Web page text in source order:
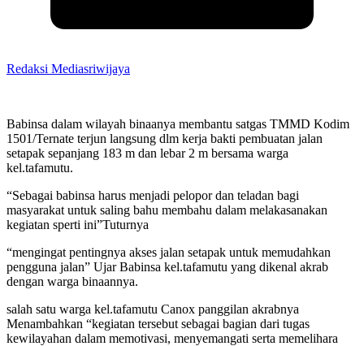
Redaksi Mediasriwijaya
Babinsa dalam wilayah binaanya membantu satgas TMMD Kodim
1501/Ternate terjun langsung dlm kerja bakti pembuatan jalan
setapak sepanjang 183 m dan lebar 2 m bersama warga
kel.tafamutu.
“Sebagai babinsa harus menjadi pelopor dan teladan bagi
masyarakat untuk saling bahu membahu dalam melakasanakan
kegiatan sperti ini”Tuturnya
“mengingat pentingnya akses jalan setapak untuk memudahkan
pengguna jalan” Ujar Babinsa kel.tafamutu yang dikenal akrab
dengan warga binaannya.
salah satu warga kel.tafamutu Canox panggilan akrabnya
Menambahkan “kegiatan tersebut sebagai bagian dari tugas
kewilayahan dalam memotivasi, menyemangati serta memelihara